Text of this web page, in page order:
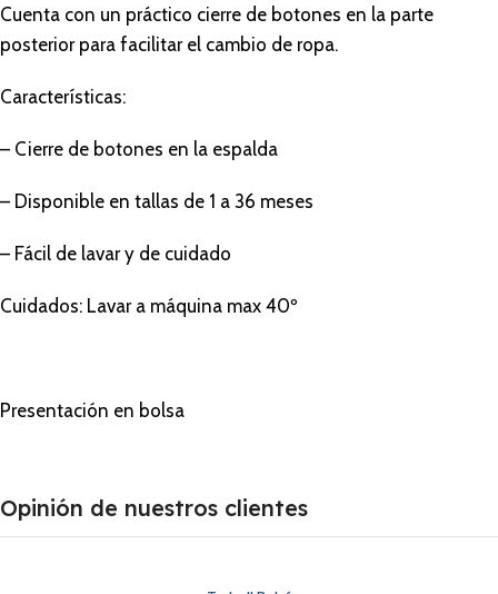
Cuenta con un práctico cierre de botones en la parte
posterior para facilitar el cambio de ropa.
Características:
– Cierre de botones en la espalda
– Disponible en tallas de 1 a 36 meses
– Fácil de lavar y de cuidado
Cuidados: Lavar a máquina max 40º
Presentación en bolsa
Opinión de nuestros clientes